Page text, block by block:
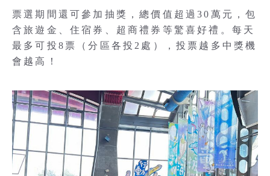
票選期間還可參加抽獎，總價值超過30萬元，包
含旅遊金、住宿券、超商禮券等驚喜好禮。每天
最多可投8票（分區各投2處），投票越多中獎機
會越高！